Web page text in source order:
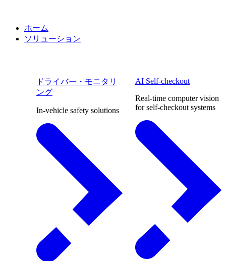
ホーム
ソリューション
ドライバー・モニタリ
ング
In-vehicle safety solutions
AI Self-checkout
Real-time computer vision
for self-checkout systems